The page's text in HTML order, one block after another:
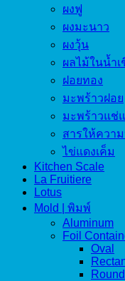
ผงฟู
ผงมะนาว
ผงวุ้น
ผลไม้ในน้ำเ
ฝอยทอง
มะพร้าวฝอย
มะพร้าวแช่
สารให้ควา
ไข่แดงเค็ม
Kitchen Scale
La Fruitiere
Lotus
Mold | พิมพ์
Aluminum
Foil
Oval
Round